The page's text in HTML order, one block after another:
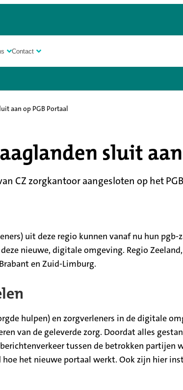
Contact
aan op PGB Portaal
sluit
CZ zorgkantoor aangesloten op het
uit deze regio kunnen vanaf nu hun
nieuwe, digitale omgeving. Regio
en Zuid-Limburg.
hulpen) en zorgverleners in de digitale
van de geleverde zorg. Doordat alles
tussen de betrokken partijen
het nieuwe portaal werkt. Ook zijn hier